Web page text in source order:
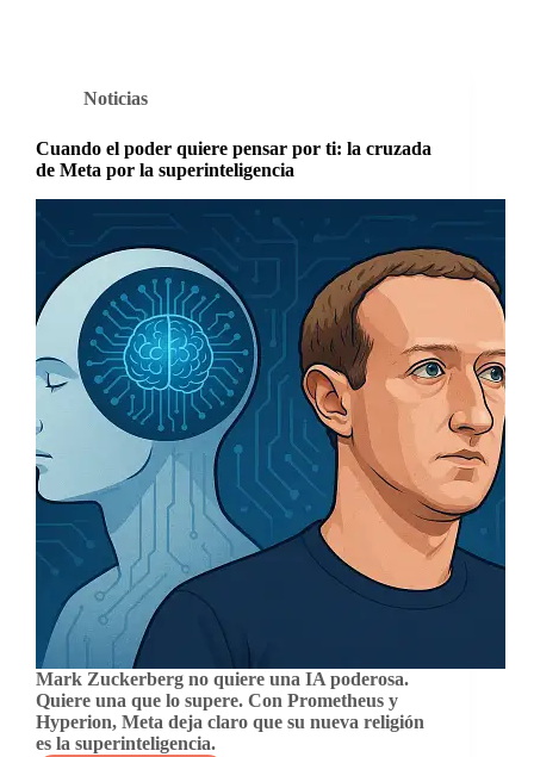
Noticias
Cuando el poder quiere pensar por ti: la cruzada
de Meta por la superinteligencia
Mark Zuckerberg no quiere una IA poderosa.
Quiere una que lo supere. Con Prometheus y
Hyperion, Meta deja claro que su nueva religión
es la superinteligencia.